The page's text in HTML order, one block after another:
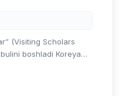
(Visiting Scholars
boshladi Koreya
dasturini e’lon